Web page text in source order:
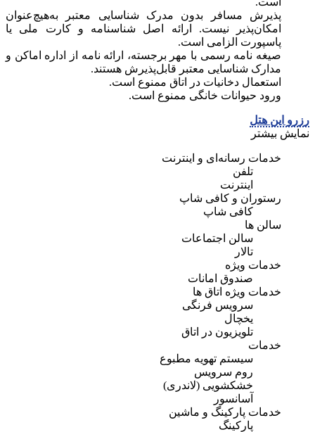
پذیرش مسافر بدون مدرک شناسایی معتبر به‌هیچ‌عنوان
امکان‌پذیر نیست. ارائه اصل شناسنامه و کارت ملی یا
پاسپورت الزامی است.
صیغه نامه رسمی با مهر برجسته، ارائه نامه از اداره اماکن و
مدارک شناسایی معتبر قابل‌پذیرش هستند.
استعمال دخانیات در اتاق ممنوع است.
ورود حیوانات خانگی ممنوع است.
رزرو این هتل
نمایش بیشتر
خدمات رسانه‌ای و اینترنت
تلفن
اینترنت
رستوران و کافی شاپ
کافی شاپ
سالن ها
سالن اجتماعات
تالار
خدمات ویژه
صندوق امانات
خدمات ویژه اتاق ها
سرویس فرنگی
یخچال
تلویزیون در اتاق
خدمات
سیستم تهویه مطبوع
روم سرویس
خشکشویی (لاندری)
آسانسور
خدمات پارکینگ و ماشین
پارکینگ